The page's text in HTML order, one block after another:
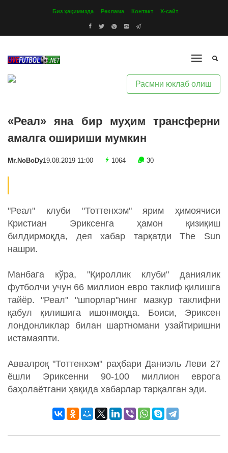
Биз ҳақимизда Реклама Контакт Х-сайт
Расмни юклаб олиш
«Реал» яна бир муҳим трансферни
амалга ошириши мумкин
Mr.NoBoDy19.08.2019 11:00 1064 30
"Реал" клуби "Тоттенхэм" ярим ҳимоячиси
Кристиан Эриксенга ҳамон қизиқиш
билдирмоқда, дея хабар тарқатди The Sun
нашри.
Манбага кўра, "Қироллик клуби" даниялик
футболчи учун 66 миллион евро таклиф қилишга
тайёр. "Реал" "шпорлар"нинг мазкур таклифни
қабул қилишига ишонмоқда. Боиси, Эриксен
лондонликлар билан шартномани узайтиришни
истамаяпти.
Аввалроқ "Тоттенхэм" раҳбари Даниэль Леви 27
ёшли Эриксенни 90-100 миллион еврога
баҳолаётгани ҳақида хабарлар тарқалган эди.